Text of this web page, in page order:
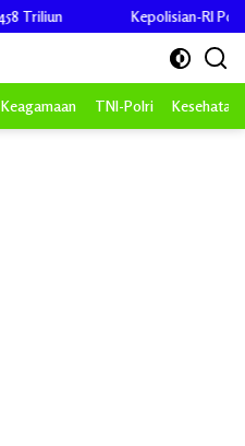
Kepolisian-RI Polda Aceh Nyatakan
Keagamaan TNI-Polri Kesehatan